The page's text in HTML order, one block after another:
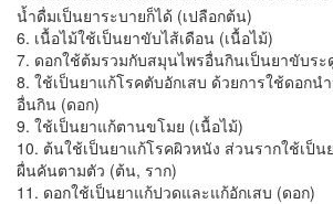
น้ำดื่มเป็นยาระบายก็ได้ (เปลือกต้น)
6. เนื้อไม้ใช้เป็นยาขับไส้เดือน (เนื้อไม้)
7. ดอกใช้ต้มรวมกับสมุนไพรอื่นกินเป็นยาขับระ
8. ใช้เป็นยาแก้โรคตับอักเสบ ด้วยการใช้ดอกน
อื่นกิน (ดอก)
9. ใช้เป็นยาแก้ตานขโมย (เนื้อไม้)
10. ต้นใช้เป็นยาแก้โรคผิวหนัง ส่วนรากใช้เป็
ผื่นคันตามตัว (ต้น, ราก)
11. ดอกใช้เป็นยาแก้ปวดและแก้อักเสบ (ดอก)